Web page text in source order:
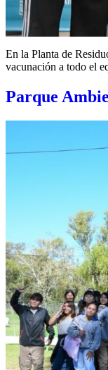
En la Planta de
vacunación a todo el
Parque